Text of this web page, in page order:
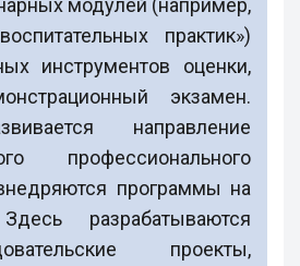
практик»)
инструментов оценки,
экзамен.
направление
профессионального
программы на
разрабатываются
проекты,